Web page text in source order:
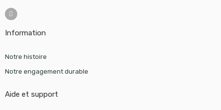
Information
Notre histoire
Notre engagement durable
Aide et support